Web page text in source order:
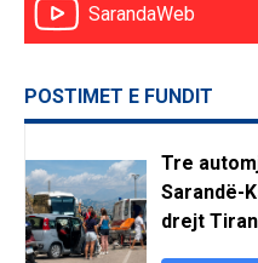
SarandaWeb
POSTIMET E FUNDIT
Tre
Sarandë-
drejt